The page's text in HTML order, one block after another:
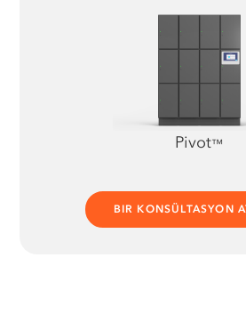
Pivot™
BIR KONSÜLTASYON